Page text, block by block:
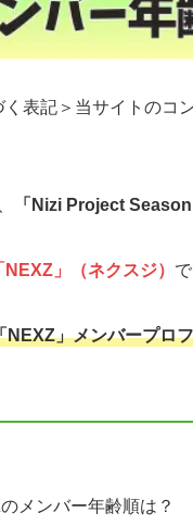
く表記＞当サイトのコ
「Nizi Project Season
NEXZ」（ネクスジ）
NEXZ」メンバープロ
メンバー年齢順は？